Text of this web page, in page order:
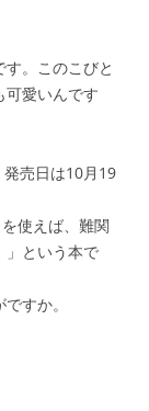
。このこびと
可愛いんです
売日は10月19
使えば、難関
」という本で
すか。